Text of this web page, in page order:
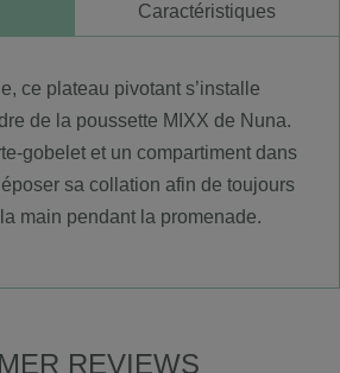
Caractéristiques
ce plateau pivotant s’installe
de la poussette MIXX de Nuna.
gobelet et un compartiment dans
sa collation afin de toujours
la main pendant la promenade.
REVIEWS